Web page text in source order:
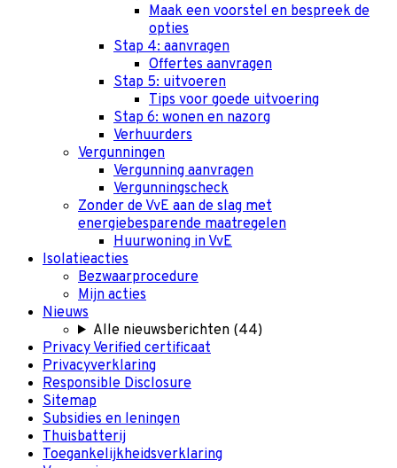
Maak een voorstel en bespreek de
opties
Stap 4: aanvragen
Offertes aanvragen
Stap 5: uitvoeren
Tips voor goede uitvoering
Stap 6: wonen en nazorg
Verhuurders
Vergunningen
Vergunning aanvragen
Vergunningscheck
Zonder de VvE aan de slag met
energiebesparende maatregelen
Huurwoning in VvE
Isolatieacties
Bezwaarprocedure
Mijn acties
Nieuws
Alle nieuwsberichten(44)
Privacy Verified certificaat
Privacyverklaring
Responsible Disclosure
Sitemap
Subsidies en leningen
Thuisbatterij
Toegankelijkheidsverklaring